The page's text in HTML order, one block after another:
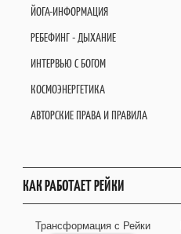
ЙОГА-ИНФОРМАЦИЯ
РЕБЕФИНГ - ДЫХАНИЕ
ИНТЕРВЬЮ С БОГОМ
КОСМОЭНЕРГЕТИКА
АВТОРСКИЕ ПРАВА И ПРАВИЛА
КАК РАБОТАЕТ РЕЙКИ
Трансформация с Рейки